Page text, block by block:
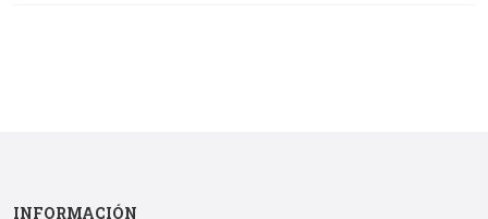
INFORMACIÓN